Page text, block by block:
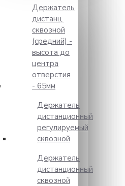
Держатель
дистанц.
сквозной
(средний) -
высота до
центра
отверстия
- 65мм
Держатель
дистанционный
регулируемый
сквозной
Держатель
дистанционный
сквозной